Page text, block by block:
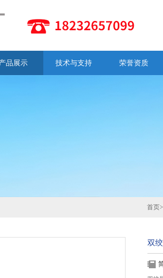
品展示 技术与支持 荣誉资质
首页>
双